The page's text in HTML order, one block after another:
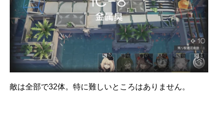
敵は全部で32体。特に難しいところはありません。